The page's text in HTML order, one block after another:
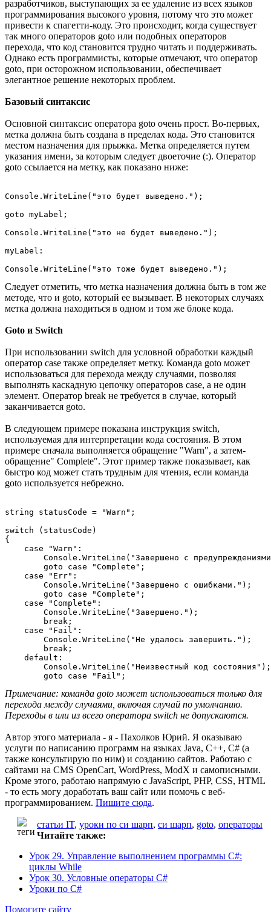
разработчиков, выступающих за ее удаление из всех языков
программирования высокого уровня, потому что это может
привести к спагетти-коду. Это происходит, когда существует
так много операторов goto или подобных операторов
перехода, что код становится трудно читать и поддерживать.
Однако есть программисты, которые отмечают, что оператор
goto, при осторожном использовании, обеспечивает
элегантное решение некоторых проблем.
Базовый синтаксис
Основной синтаксис оператора goto очень прост. Во-первых,
метка должна быть создана в пределах кода. Это становится
местом назначения для прыжка. Метка определяется путем
указания имени, за которым следует двоеточие (:). Оператор
goto ссылается на метку, как показано ниже:
Console.WriteLine("это будет выведено.");
goto myLabel;
Console.WriteLine("это не будет выведено.");
myLabel:
Следует отметить, что метка назначения должна быть в том же
методе, что и goto, который ее вызывает. В некоторых случаях
метка должна находиться в одном и том же блоке кода.
Goto и Switch
При использовании switch для условной обработки каждый
оператор case также определяет метку. Команда goto может
использоваться для перехода между случаями, позволяя
выполнять каскадную цепочку операторов case, а не один
элемент. Оператор break не требуется в случае, который
заканчивается goto.
В следующем примере показана инструкция switch,
используемая для интерпретации кода состояния. В этом
примере сначала выполняется обращение "Warn", а затем-
обращение" Complete". Этот пример также показывает, как
быстро код может стать трудным для чтения, если команда
goto используется небрежно.
string statusCode = "Warn";
switch (statusCode)
{
    case "Warn":
Console.WriteLine("Завершено с
        goto case "Complete";
    case "Err":
        Console.WriteLine("Завершено с ошибками.");
        goto case "Complete";
    case "Complete":
        Console.WriteLine("Завершено.");
        break;
    case "Fail":
        Console.WriteLine("Не удалось завершить.");
        break;
    default:
        Console.WriteLine("Неизвестный код состояния");
Примечание: команда goto может использоваться только для
перехода между случаями, включая случай по умолчанию.
Переходы в или из всего оператора switch не допускаются.
Автор этого материала - я - Пахолков Юрий. Я оказываю
услуги по написанию программ на языках Java, C++, C# (а
также консультирую по ним) и созданию сайтов. Работаю с
сайтами на CMS OpenCart, WordPress, ModX и самописными.
Кроме этого, работаю напрямую с JavaScript, PHP, CSS, HTML
- то есть могу доработать ваш сайт или помочь с веб-
программированием. Пишите сюда.
статьи IT, уроки по си шарп, си шарп, goto, операторы
Читайте также:
Урок 29. Управление выполнением программы C#:
циклы While
Урок 30. Условные операторы C#
Уроки по C#
Помогите сайту